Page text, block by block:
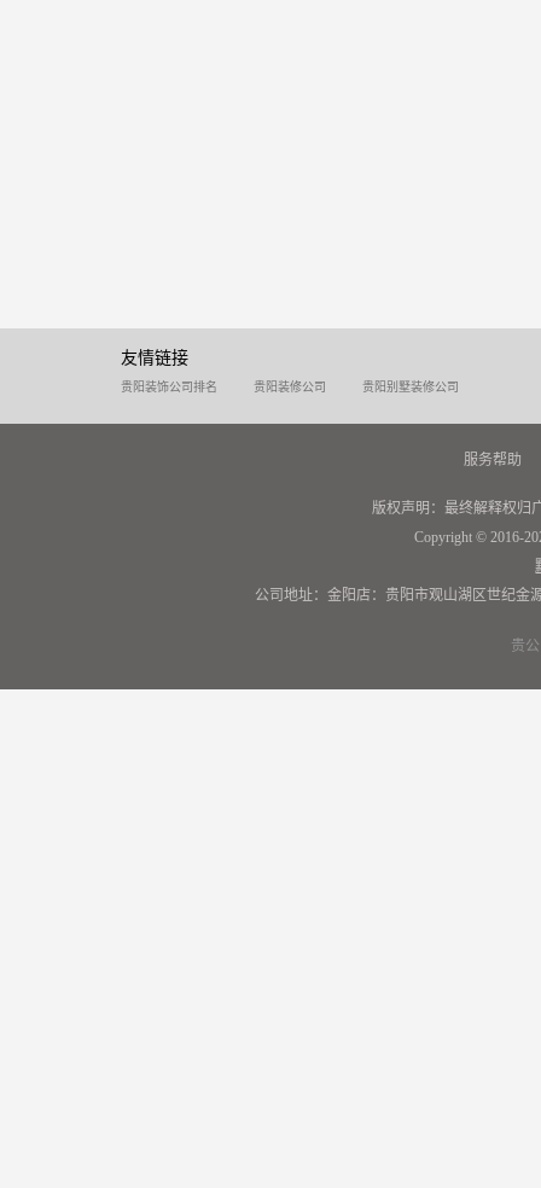
友情链接
贵阳装饰公司排名 贵阳装修公司 贵阳别墅装修公司
服务帮助
版权声明：最终解释权归
Copyright © 2016-
公司地址：金阳店：贵阳市观山湖区世纪金
贵